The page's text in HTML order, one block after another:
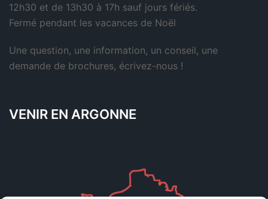
12h30 et de 13h30 à 17h sauf jours fériés.
Fermé pendant les vacances de Noël
Une question, une information, un conseil, une
demande de brochures, écrivez-nous !
VENIR EN ARGONNE